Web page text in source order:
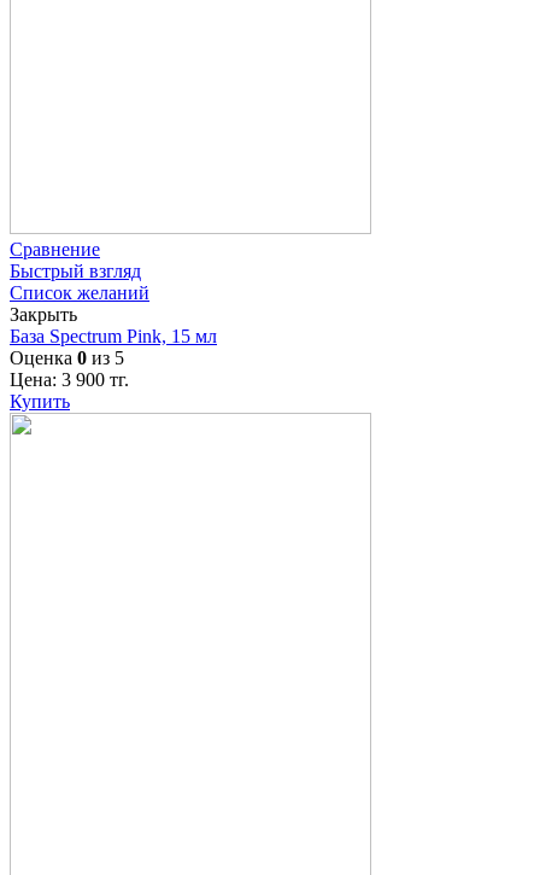
Сравнение
Быстрый взгляд
Список желаний
Закрыть
База Spectrum Pink, 15 мл
Оценка 0 из 5
Цена: 3 900 тг.
Купить